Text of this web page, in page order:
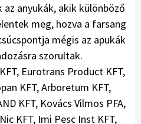
anyukák, akik különböző
meg, hozva a farsang
mégis az apukák
szorultak.
Eurotrans Product KFT,
KFT, Arboretum KFT,
KFT, Kovács Vilmos PFA,
KFT, Imi Pesc Inst KFT,